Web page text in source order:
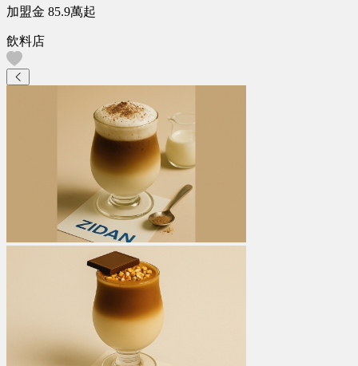
加盟金 85.9萬起
飲料店